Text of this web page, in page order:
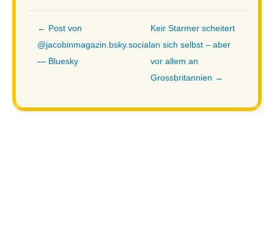
← Post von
@jacobinmagazin.bsky.social
— Bluesky
Keir Starmer scheitert
an sich selbst – aber
vor allem an
Grossbritannien →